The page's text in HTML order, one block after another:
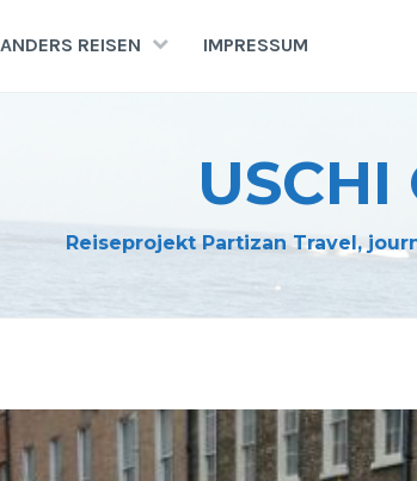
ANDERS REISEN IMPRESSUM
USCHI
Reiseprojekt Partizan Travel,